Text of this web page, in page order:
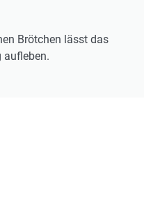
Brötchen lässt das
aufleben.